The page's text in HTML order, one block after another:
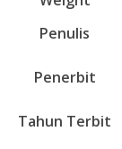
Penulis
Penerbit
Tahun Terbit